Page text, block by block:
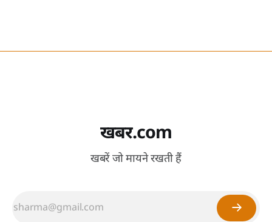
खबर.com
खबरें जो मायने रखती हैं